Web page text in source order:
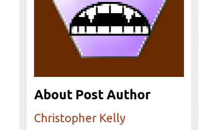
About Post Author
Christopher Kelly